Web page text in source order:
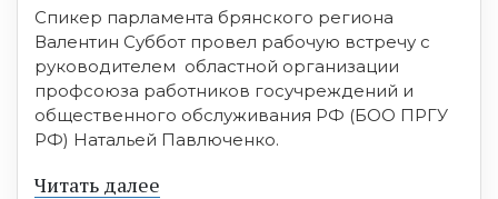
Спикер парламента брянского региона
Валентин Суббот провел рабочую встречу с
руководителем областной организации
профсоюза работников госучреждений и
общественного обслуживания РФ (БОО ПРГУ
РФ) Натальей Павлюченко.
Читать далее